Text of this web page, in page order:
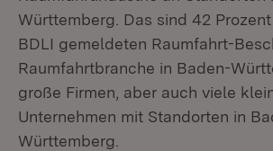
Württemberg. Das sind 42
BDLI gemeldeten Raumfahrt-
Raumfahrtbranche in Baden-
große Firmen, aber auch viele
Unternehmen mit Standorten in
Württemberg.